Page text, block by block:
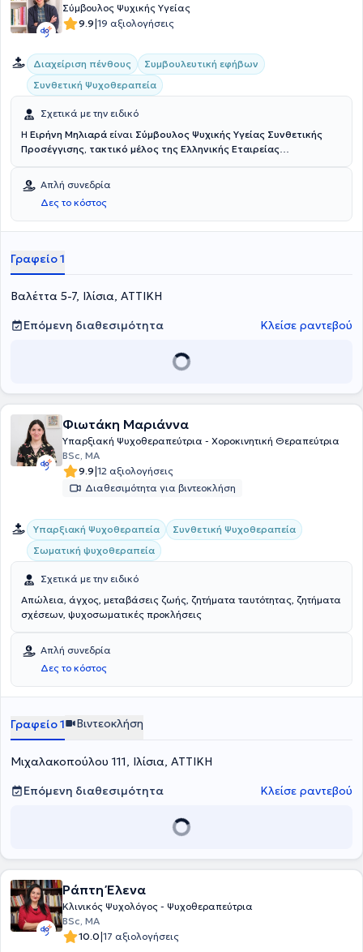
Σύμβουλος Ψυχικής Υγείας
9.9|19 αξιολογήσεις
Διαχείριση πένθους
Συμβουλευτική εφήβων
Συνθετική Ψυχοθεραπεία
Σχετικά με την ειδικό
Η Ειρήνη Μηλιαρά είναι Σύμβουλος Ψυχικής Υγείας Συνθετικής
Προσέγγισης, τακτικό μέλος της Ελληνικής Εταιρείας
Σπούδασε Συμβουλευτική (COSCA, Counselling & Psychotherapy in
Scotland) , στο Athens Synthesis Center. Η πρωταρχική της
ενασχόληση ήταν με παιδιά προσχολικής ηλικίας λόγω του πρώτου
πτυχίου ως ειδικός προσχολικής αγωγής. Μετέπειτα συνέχισε την
Συμβουλευτική και Ψυχοθεραπεία. Έχει προσφέρει εθελοντικά τις
υπηρεσίες της στη "Συνύπαρξη", ένα δίκτυο Κοινωνικής
εργάζεται ως Σύμβουλος Ψυχικής Υγείας σε ατομικές συνεδρίες
Απλή συνεδρία
Δες το κόστος
Γραφείο 1
Βαλέττα 5-7, Ιλίσια, ΑΤΤΙΚΗ
Επόμενη διαθεσιμότητα
Κλείσε ραντεβού
Φιωτάκη Μαριάννα
Υπαρξιακή Ψυχοθεραπεύτρια - Χοροκινητική Θεραπεύτρια
BSc, MA
9.9|12 αξιολογήσεις
Διαθεσιμότητα για βιντεοκλήση
Υπαρξιακή Ψυχοθεραπεία
Συνθετική Ψυχοθεραπεία
Σωματική ψυχοθεραπεία
Σχετικά με την ειδικό
Απώλεια, άγχος, μεταβάσεις ζωής, ζητήματα ταυτότητας, ζητήματα
σχέσεων, ψυχοσωματικές προκλήσεις
Απλή συνεδρία
Δες το κόστος
Γραφείο 1 Βιντεοκλήση
Μιχαλακοπούλου 111, Ιλίσια, ΑΤΤΙΚΗ
Επόμενη διαθεσιμότητα
Κλείσε ραντεβού
Ράπτη Έλενα
Κλινικός Ψυχολόγος - Ψυχοθεραπεύτρια
BSc, MA
10.0|17 αξιολογήσεις